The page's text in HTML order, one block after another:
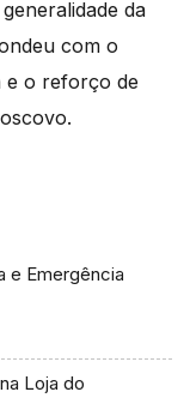
da
com o
e o reforço de
e Emergência
Loja do